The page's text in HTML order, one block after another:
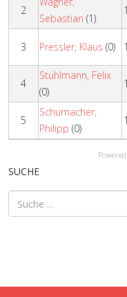
2
Sebastian (1)
3 Pressler, Klaus (0)
4
Stuhlmann, Felix
(0)
5
Schumacher,
Philipp (0)
SUCHE
Suchen